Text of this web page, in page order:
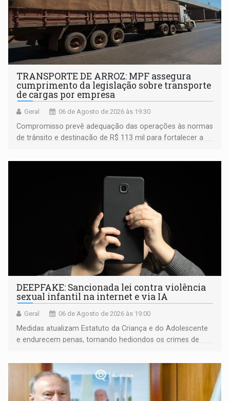
TRANSPORTE DE ARROZ: MPF assegura
cumprimento da legislação sobre transporte
de cargas por empresa
Geral 06 de Agosto de 2026 às 19:30
Compromisso prevê adequação das operações às normas
de trânsito e destinação de R$ 113 mil para fortalecer a
DEEPFAKE: Sancionada lei contra violência
sexual infantil na internet e via IA
Geral 06 de Agosto de 2026 às 19:00
Medidas atualizam Estatuto da Criança e do Adolescente
e endurecem penas, tornando hediondos os crimes de